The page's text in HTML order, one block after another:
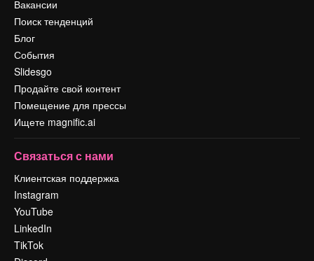
Вакансии
Поиск тенденций
Блог
События
Slidesgo
Продайте свой контент
Помещение для прессы
Ищете magnific.ai
Связаться с нами
Клиентская поддержка
Instagram
YouTube
LinkedIn
TikTok